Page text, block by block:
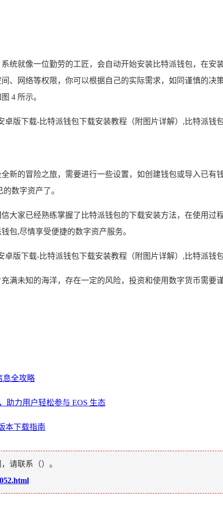
统就像一位勤劳的工匠，会自动开始安装比特派钱包，在安
、网络等权限，你可以根据自己的实际需求，如同谨慎的
4 所示。
新的冒险之旅，需要进行一些设置，如创建钱包或导入已
数字资产了。
大家已经熟练掌握了比特派钱包的下载安装方法，在使用
包,尽情享受便捷的数字资产服务。
满未知的海洋，存在一定的风险，投资和使用数字货币需要
息全攻略
助力用户轻松参与 EOS 生态
本下载指南
请联系（）。